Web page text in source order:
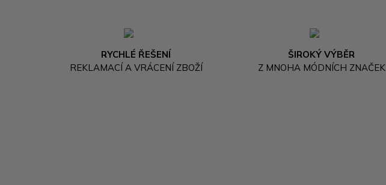
RYCHLÉ ŘEŠENÍ
REKLAMACÍ A VRÁCENÍ ZBOŽÍ
ŠIROKÝ VÝBĚR
Z MNOHA MÓDNÍCH ZNAČEK